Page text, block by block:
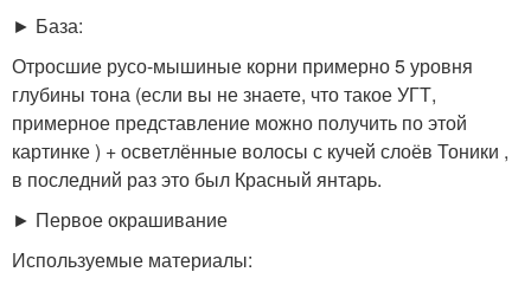
► База:
Отросшие русо-мышиные корни примерно 5 уровня
глубины тона (если вы не знаете, что такое УГТ,
примерное представление можно получить по этой
картинке ) + осветлённые волосы с кучей слоёв Тоники ,
в последний раз это был Красный янтарь.
► Первое окрашивание
Используемые материалы: